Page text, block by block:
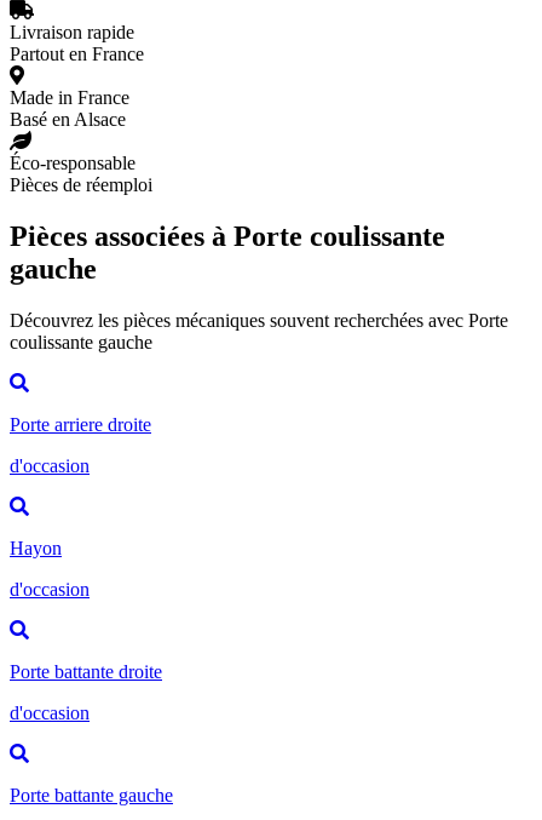
Livraison rapide
Partout en France
Made in France
Basé en Alsace
Éco-responsable
Pièces de réemploi
Pièces associées à Porte coulissante
gauche
Découvrez les pièces mécaniques souvent recherchées avec Porte
coulissante gauche
Porte arriere droite
d'occasion
Hayon
d'occasion
Porte battante droite
d'occasion
Porte battante gauche